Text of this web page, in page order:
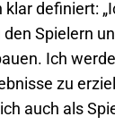
definiert:
Spielern
Ich
zu
auch als